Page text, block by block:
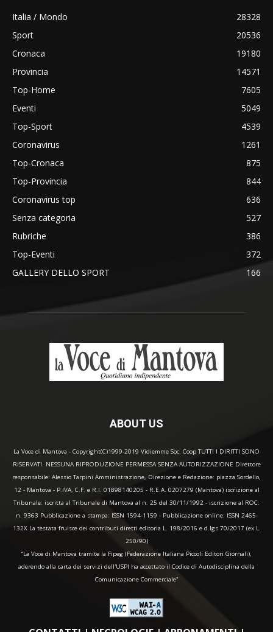
Italia / Mondo
28328
Sport
20536
Cronaca
19180
Provincia
14571
Top-Home
7605
Eventi
5049
Top-Sport
4539
Coronavirus
1261
Top-Cronaca
875
Top-Provincia
844
Coronavirus top
636
Senza categoria
527
Rubriche
386
Top-Eventi
372
GALLERY DELLO SPORT
166
ABOUT US
La Voce di Mantova - Copyright(C)1999-2019 Vidiemme Soc. Coop TUTTI I DIRITTI SONO
RISERVATI. NESSUNA RIPRODUZIONE PERMESSA SENZA AUTORIZZAZIONE Direttore
responsabile: Alessio Tarpini Amministrazione, Direzione e Redazione: piazza Sordello,
12 - Mantova - P.IVA, C.F. e R.I. 01898140205 - R.E.A. 0207279 (Mantova) iscrizione al
Tribunale: iscritta al Tribunale di Mantova al n. 25 del 30/11/1992 - iscrizione al ROC:
n. 9363 Pubblicazione a stampa: ISSN 1594-1159 - Pubblicazione online: ISSN 2465-
132X La testata fruisce dei contributi diretti editoria L. 198/2016 e d.lgs 70/2017 (ex L.
250/90)
“La Voce di Mantova tramite la Fipeg (Federazione Italiana Piccoli Editori Giornali),
aderendo alla carta dei servizi dell'USPI ha accettato il Codice di Autodisciplina della
Comunicazione Commerciale"